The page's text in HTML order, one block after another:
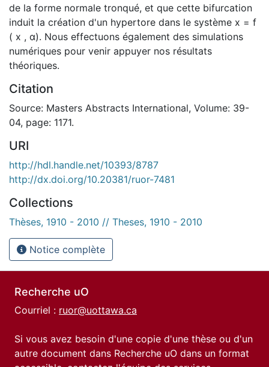
de la forme normale tronqué, et que cette bifurcation
induit la création d'un hypertore dans le système x = f
( x , α). Nous effectuons également des simulations
numériques pour venir appuyer nos résultats
théoriques.
Citation
Source: Masters Abstracts International, Volume: 39-
04, page: 1171.
URI
http://hdl.handle.net/10393/8787
http://dx.doi.org/10.20381/ruor-7481
Collections
Thèses, 1910 - 2010 // Theses, 1910 - 2010
Notice complète
Recherche uO
Courriel : ruor@uottawa.ca
Si vous avez besoin d'une copie d'une thèse ou d'un
autre document dans Recherche uO dans un format